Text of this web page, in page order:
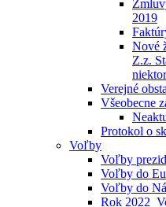
2019
Nové
Z.z.
Verejné
Všeobecne
Protokol o
Voľby
Voľby
Voľby do
Voľby do
Rok